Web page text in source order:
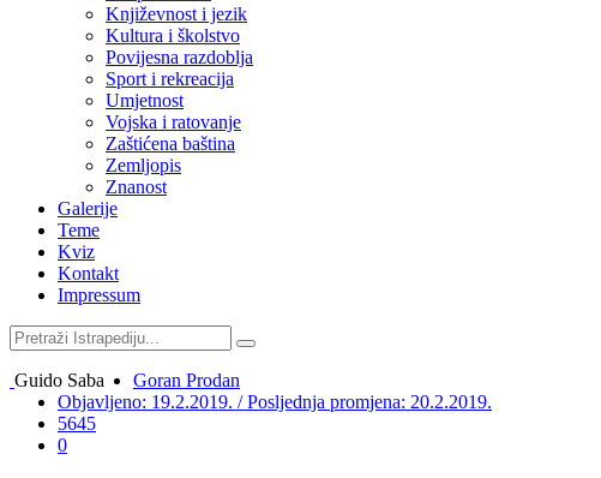
Književnost i jezik
Kultura i školstvo
Povijesna razdoblja
Sport i rekreacija
Umjetnost
Vojska i ratovanje
Zaštićena baština
Zemljopis
Znanost
Galerije
Teme
Kviz
Kontakt
Impressum
Guido Saba
Goran Prodan
Objavljeno: 19.2.2019. / Posljednja promjena: 20.2.2019.
5645
0